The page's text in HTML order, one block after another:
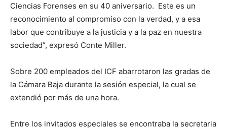
Ciencias Forenses en su 40 aniversario. Este es un
reconocimiento al compromiso con la verdad, y a esa
labor que contribuye a la justicia y a la paz en nuestra
sociedad”, expresó Conte Miller.
Sobre 200 empleados del ICF abarrotaron las gradas de
la Cámara Baja durante la sesión especial, la cual se
extendió por más de una hora.
Entre los invitados especiales se encontraba la secretaria